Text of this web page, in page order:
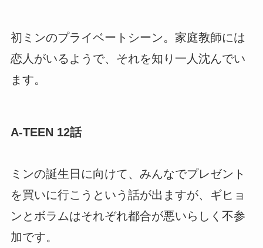
初ミンのプライベートシーン。家庭教師には
恋人がいるようで、それを知り一人沈んでい
ます。
A-TEEN 12話
ミンの誕生日に向けて、みんなでプレゼント
を買いに行こうという話が出ますが、ギヒョ
ンとボラムはそれぞれ都合が悪いらしく不参
加です。